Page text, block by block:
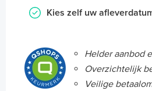
Kies zelf uw
Helder aanbod
Overzichtelijk
Veilige